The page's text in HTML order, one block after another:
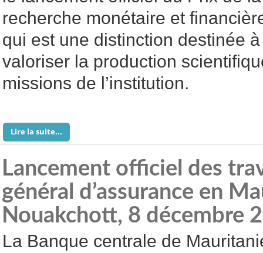
recherche monétaire et
qui est une distinction destinée
valoriser la production
missions de l’institution.
Lire la suite...
Lancement officiel des
général d’assurance en
Nouakchott, 8 décembre
La Banque centrale de